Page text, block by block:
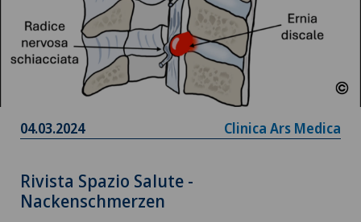
04.03.2024 Clinica Ars Medica
Rivista Spazio Salute -
Nackenschmerzen